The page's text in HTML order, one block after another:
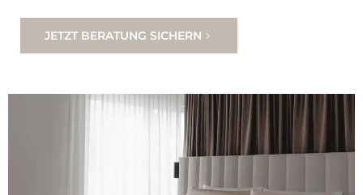
JETZT BERATUNG SICHERN